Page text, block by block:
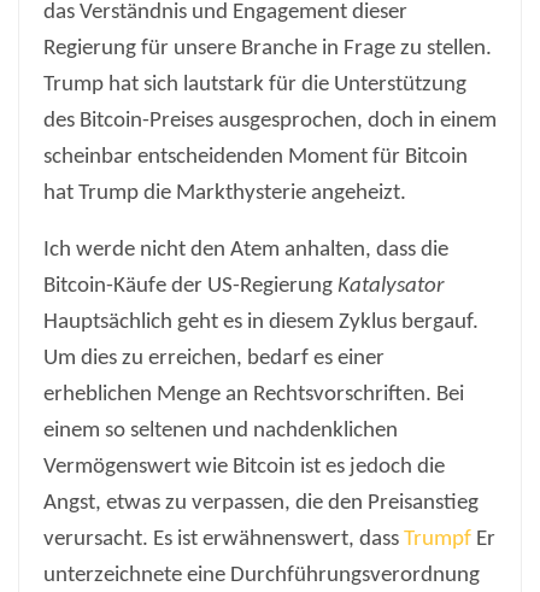
das Verständnis und Engagement dieser
Regierung für unsere Branche in Frage zu stellen.
Trump hat sich lautstark für die Unterstützung
des Bitcoin-Preises ausgesprochen, doch in einem
scheinbar entscheidenden Moment für Bitcoin
hat Trump die Markthysterie angeheizt.
Ich werde nicht den Atem anhalten, dass die
Bitcoin-Käufe der US-Regierung Katalysator
Hauptsächlich geht es in diesem Zyklus bergauf.
Um dies zu erreichen, bedarf es einer
erheblichen Menge an Rechtsvorschriften. Bei
einem so seltenen und nachdenklichen
Vermögenswert wie Bitcoin ist es jedoch die
Angst, etwas zu verpassen, die den Preisanstieg
verursacht. Es ist erwähnenswert, dass Trumpf Er
unterzeichnete eine Durchführungsverordnung